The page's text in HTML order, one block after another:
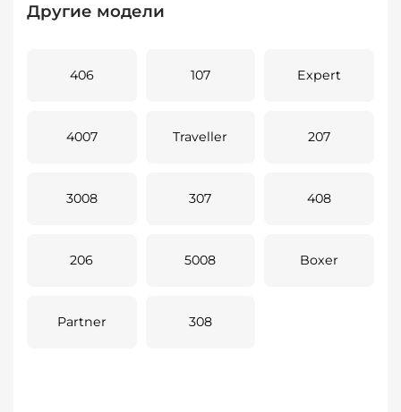
Другие модели
406 107 Expert
4007 Traveller 207
3008 307 408
206 5008 Boxer
Partner 308